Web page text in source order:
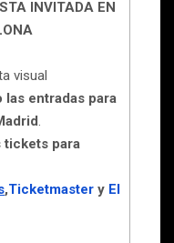
INVITADA EN
visual
las entradas para
.
tickets para
,Ticketmaster y El